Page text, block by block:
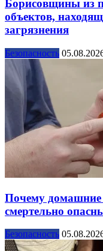
Борисовщины из
объектов,
загрязнения
Безопасность
Почему домашние
смертельно
Безопасность